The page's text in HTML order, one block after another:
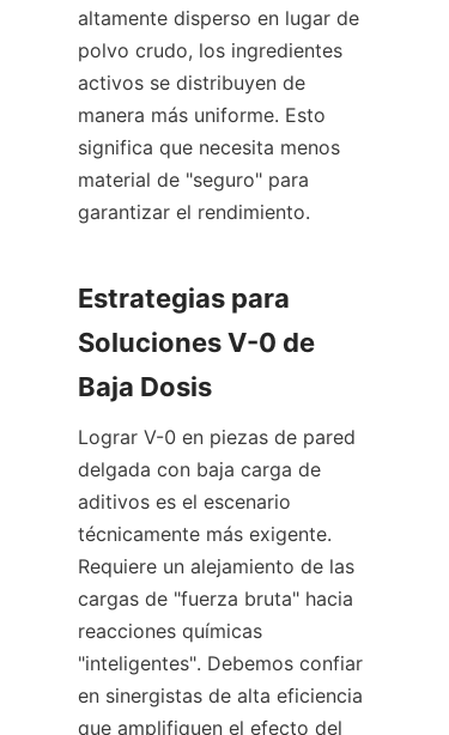
altamente disperso en lugar de
polvo crudo, los ingredientes
activos se distribuyen de
manera más uniforme. Esto
significa que necesita menos
material de "seguro" para
garantizar el rendimiento.
Estrategias para
Soluciones V-0 de
Baja Dosis
Lograr V-0 en piezas de pared
delgada con baja carga de
aditivos es el escenario
técnicamente más exigente.
Requiere un alejamiento de las
cargas de "fuerza bruta" hacia
reacciones químicas
"inteligentes". Debemos confiar
en sinergistas de alta eficiencia
que amplifiquen el efecto del